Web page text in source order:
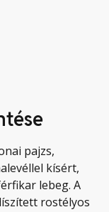
pajzs,
kísért,
lebeg. A
rostélyos